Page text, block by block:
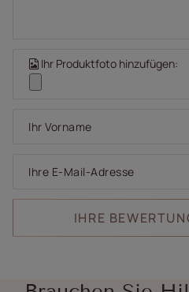
Ihr Produktfoto hinzufügen:
Ihr Vorname
Ihre E-Mail-Adresse
IHRE